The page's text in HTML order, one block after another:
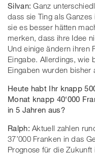
Silvan: Ganz
dass sie Ting als
sie es besser hätten
merken, dass ihre Idee
Und einige ändern ihren
Eingabe. Allerdings, wie
Eingaben wurden bisher
Heute habt Ihr knapp
Monat knapp 40‘000
in 5 Jahren aus?
Ralph: Aktuell zahlen
37’000 Franken in das
Prognose für die